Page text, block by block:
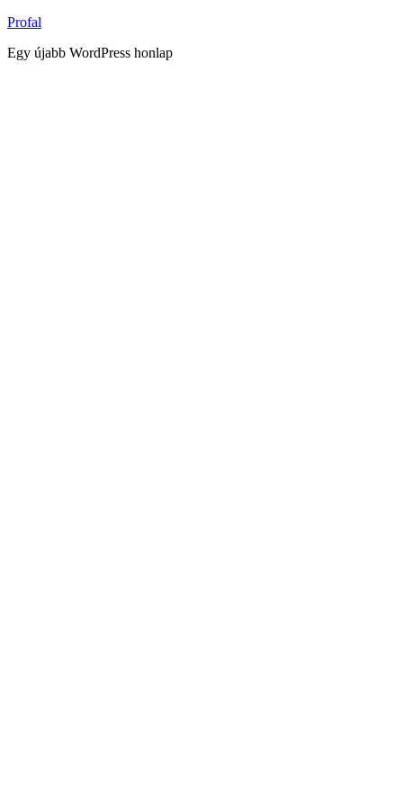
Tartalomhoz
Profal
Egy újabb WordPress honlap